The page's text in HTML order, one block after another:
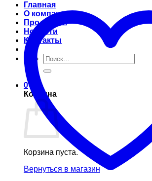
Главная
О компании
Продукция
Новости
Контакты
Искать:
0
Корзина
Корзина пуста.
Вернуться в магазин